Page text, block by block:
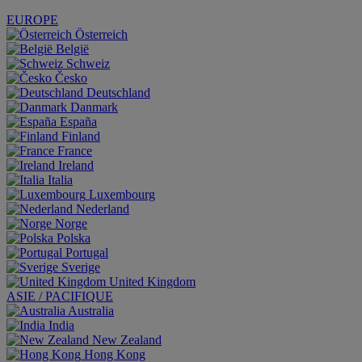
EUROPE
Österreich
België
Schweiz
Česko
Deutschland
Danmark
España
Finland
France
Ireland
Italia
Luxembourg
Nederland
Norge
Polska
Portugal
Sverige
United Kingdom
ASIE / PACIFIQUE
Australia
India
New Zealand
Hong Kong